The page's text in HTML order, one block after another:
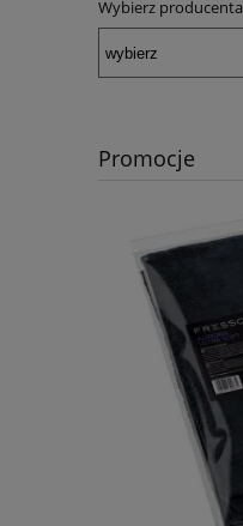
Wybierz producenta
Promocje